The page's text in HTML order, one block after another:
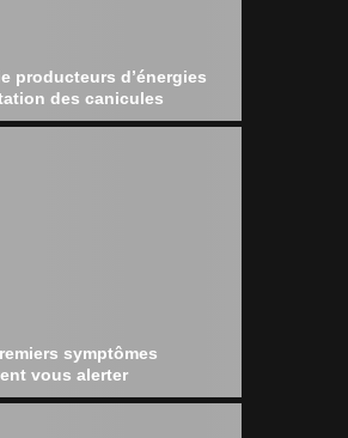
producteurs d’énergies
des canicules
symptômes
vous alerter